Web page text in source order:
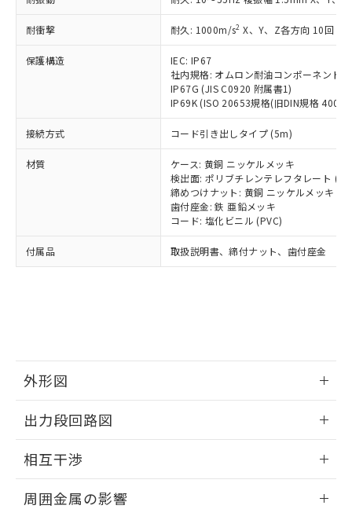
耐衝撃 耐久: 1000m/s2 X、Y、Z各方向 10回
保護構造
IEC: IP67
社内規格: オムロン耐油コンポーネント
IP67G (JIS C0920 附属書1)
IP69K (ISO 20653規格(旧DIN規格
接続方式 コード引き出しタイプ (5m)
材質
ケース: 黄銅 ニッケルメッキ
検出面: ポリブチレンテレフタレート
締めつけナット: 黄銅 ニッケルメッキ
歯付座金: 鉄 亜鉛メッキ
コード: 塩化ビニル (PVC)
付属品 取扱説明書、締付ナット、歯付座金
外形図
外形図
出力段回路図
出力段回路図
相互干渉
周囲金属の影響
タに基づき作成されるものであり、閲
覧された時点での実際の在庫および標
準価格とは異なる場合があることをご
了承ください。
正式な納期状況および標準価格はお客
様のお取引先、またはお客様担当のオ
ムロン制御機器販売店・当社販売員に
ご相談ください。
オムロン制御機器販売店や当社販売拠
販売ネットワーク
」をご確認
在庫状況および標準価格結果を当社の
事前の承諾なく第三者に漏洩または開
示しないようお願いします。
マイパーツ機能（部品リスト作成サー
ビス）をご利用いただくには、I-Web
メンバーズにご登録されている必要が
※当社の共同利用者とは、"個人情報
の共同利用に関して"
用者の範囲」に記載されている法人を
鉛(Pb) 1000ppm以下、 水銀(Hg) 1000ppm以下、 カド
ミウム(Cd) 100ppm以下、
六価クロム(Cr(Ⅵ)) 1000ppm以下、ポリ臭化ビフェニル
類(PBB) 1000ppm以下、ポリ臭化ジフェニルエーテル類
(PBDE) 1000ppm以下、フタル酸ビス(2-エチルヘキシ
ル) (DEHP)(別名：DOP) 1000ppm以下、フタル酸ブチ
ルベンジル（BBP） 1000ppm以下、フタル酸ジブチル
（DBP） 1000ppm以下、フタル酸ジイソブチル
但し、RoHS指令で産業用監視および制御機器に対する
適用除外項目は除く。
フタル酸エステル類の４物質については閾値を超える意
図的な使用がないことを確認しています。
部品在庫の切り替え状況などにより、予定
月が前後することがあります。
とができます。
EU RoHS指令（10物質）の非含有証明書
51物質の非含有証明書（当社基準）
※本証明書は発行日時点で非含有を証明す
ものではありません。
また、RoHS指令のフタル酸エステル類４
物質の対応では、対応完了までの期間は出
*中国RoHS10物質の基準値 (GB/T26572)：
Pb(鉛) :1000ppm、 Hg(水銀) : 1000ppm、 Cd(カドミウ
Cr(Ⅵ)(六価クロム) : 1000ppm、 PBBs(ポリ臭化ビフェ
ニル類) : 1000ppm、 PBDEs(ポリ臭化ジフェニルエーテ
DBP(フタル酸ジブチル) : 1000ppm、 DIBP(フタル酸ジ
イソブチル) : 1000ppm、 BBP(フタル酸ブチルベンジ
DEHP(フタル酸ビス(2-エチルヘキシル)) : 1000ppm
※2 環境保護使用期限
「ｅ」：有害物質（10物質）のすべてが基
準値以下であることを示します。
「10」：通常の使用状況下において有害物
質が外部に漏えいし、環境に深刻な影響を
及ぼさない年数を意味します。
または国外への提供する場合は、日本
国政府の輸出許可(または役務取引許
可)を取得するなどの必要な手続きを
当社は規制貨物を破棄する場合は、完
全に破砕するなど、違法に輸出されな
いよう必要な手段を講じます。
当社は貴社製品を、核兵器、ミサイ
ル、化学兵器、生物兵器またはその他
武器並びにこれらの製造装置等に一切
使用いたしません。
当社は、貴社製品を第三者に販売する
場合は、上記1、2および3の内容を当
該第三者に通知します。また当社は、
販売先および販売に係わる関係者が違
法に輸出するおそれがある場合は、取
り引きをいたしません。
一定数以上の在庫あり
一定数には満たないが在庫あり
在庫なし(最新の在庫状況につ
いては、お客様のお取引先、ま
たはお客様担当のオムロン制御
機器販売店・当社販売員にご確
認ください)
受注生産機種、また在庫状況の
情報を公開していない機種